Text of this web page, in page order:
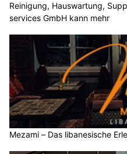
Reinigung, Hauswartung,
services GmbH kann mehr
Mezami – Das libanesische